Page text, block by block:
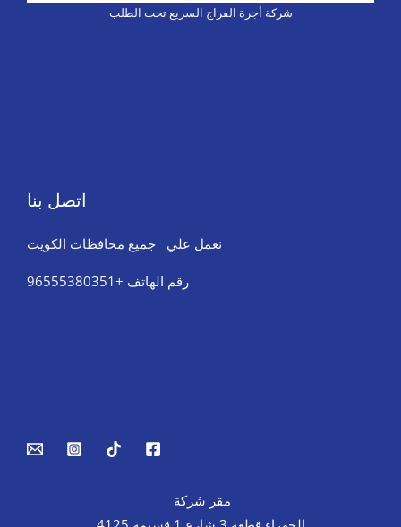
شركة أجرة الفراج السريع تحت الطلب
اتصل بنا
نعمل علي جميع محافظات الكويت
رقم الهاتف +96555380351
مقر شركة